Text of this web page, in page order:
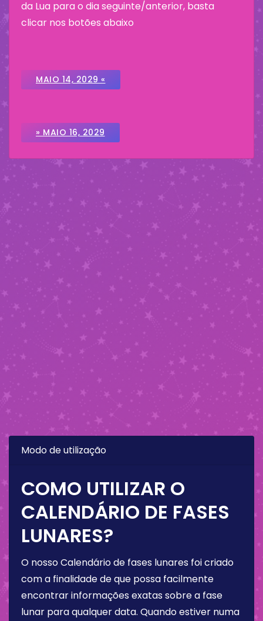
da Lua para o dia seguinte/anterior, basta
clicar nos botões abaixo
MAIO 14, 2029 «
» MAIO 16, 2029
Modo de utilização
COMO UTILIZAR O
CALENDÁRIO DE FASES
LUNARES?
O nosso Calendário de fases lunares foi criado
com a finalidade de que possa facilmente
encontrar informações exatas sobre a fase
lunar para qualquer data. Quando estiver numa